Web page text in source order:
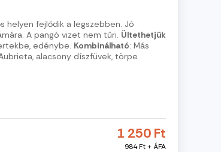
helyen fejlődik a legszebben. Jó
A pangó vizet nem tűri. Ültethetjük
edénybe. Kombinálható: Más
alacsony díszfüvek, törpe
1 250 Ft
984 Ft + ÁFA